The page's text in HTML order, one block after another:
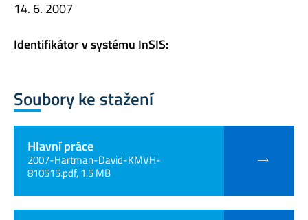
14. 6. 2007
Identifikátor v systému InSIS:
Soubory ke stažení
Hlavní práce
2007-Hartman-David-KMVH-
810515.pdf, 1.5 MB